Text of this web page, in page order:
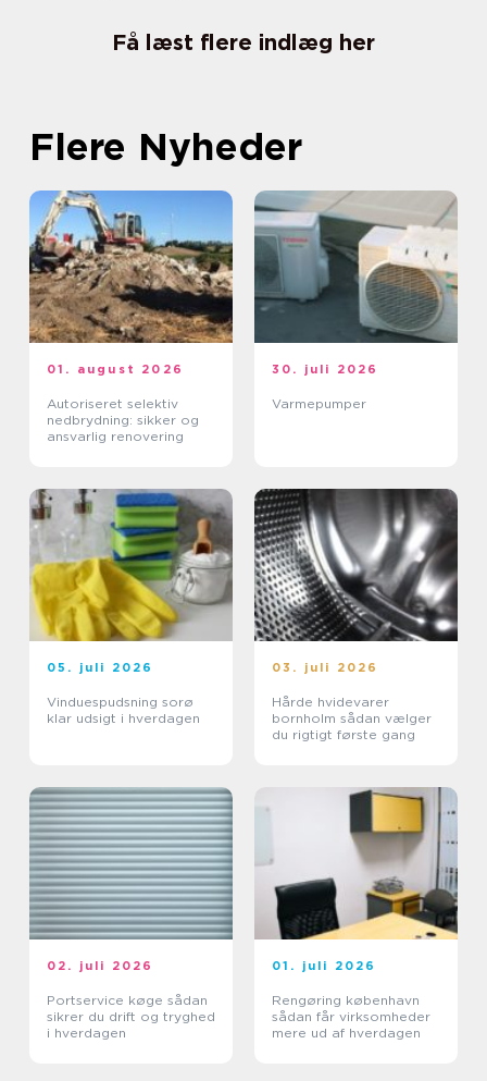
Få læst flere indlæg her
Flere Nyheder
01. august 2026
Autoriseret selektiv
nedbrydning: sikker og
ansvarlig renovering
30. juli 2026
Varmepumper
05. juli 2026
Vinduespudsning sorø
klar udsigt i hverdagen
03. juli 2026
Hårde hvidevarer
bornholm sådan vælger
du rigtigt første gang
02. juli 2026
Portservice køge sådan
sikrer du drift og tryghed
i hverdagen
01. juli 2026
Rengøring københavn
sådan får virksomheder
mere ud af hverdagen